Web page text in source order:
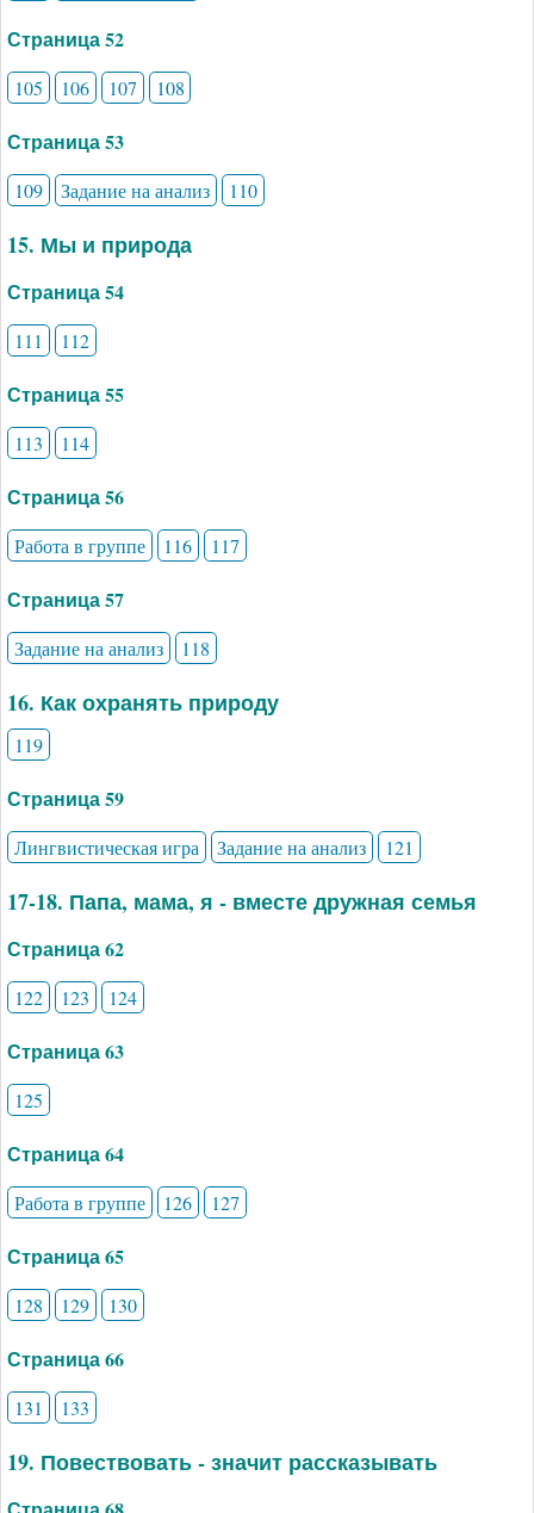
Страница 52
105 106 107 108
Страница 53
109 Задание на анализ 110
15. Мы и природа
Страница 54
111 112
Страница 55
113 114
Страница 56
Работа в группе 116 117
Страница 57
Задание на анализ 118
16. Как охранять природу
119
Страница 59
Лингвистическая игра Задание на анализ 121
17-18. Папа, мама, я - вместе дружная семья
Страница 62
122 123 124
Страница 63
125
Страница 64
Работа в группе 126 127
Страница 65
128 129 130
Страница 66
131 133
19. Повествовать - значит рассказывать